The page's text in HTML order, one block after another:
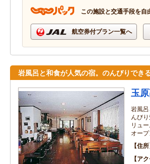
この施設と交通手段を自
航空券付プラン一覧へ
岩風呂と和食が人気の宿。のんびりでき
玉
岩風
んび
リュ
オー
住所
ア